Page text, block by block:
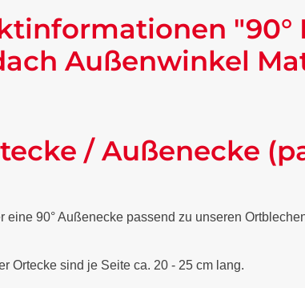
Außenwinkel
/ Außenecke
eine 90° Außenecke passend zu unseren
Ortecke sind je Seite ca. 20 - 25 cm lang.